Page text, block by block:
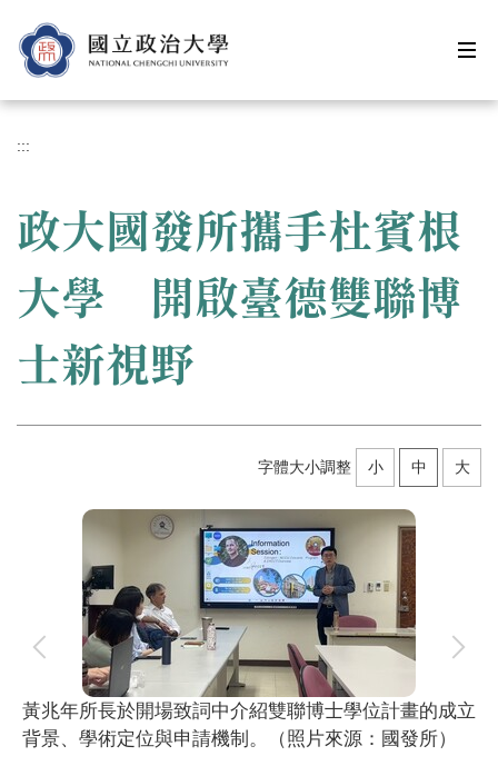
到
主
內
區
:::
政大國發所攜手杜賓根
大學 開啟臺德雙聯博
士新視野
字體大小調整 小 中 大
黃兆年所長於開場致詞中介紹雙聯博士學位計畫的成立
背景、學術定位與申請機制。（照片來源：國發所）